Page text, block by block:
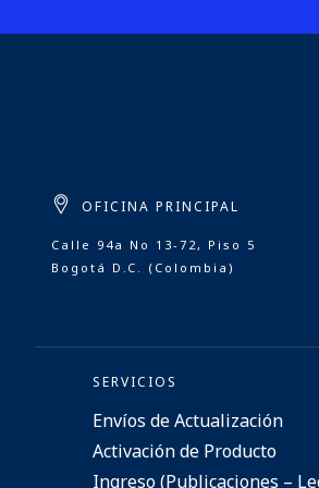
OFICINA PRINCIPAL
Calle 94a No 13-72, Piso 5
Bogotá D.C. (Colombia)
SERVICIOS
Envíos de Actualización
Activación de Producto
Ingreso (Publicaciones –